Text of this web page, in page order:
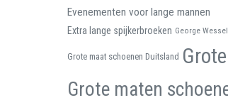
Evenementen voor lange mannen
Extra lange spijkerbroeken George
Grote maat schoenen Duitsland
Grote maten